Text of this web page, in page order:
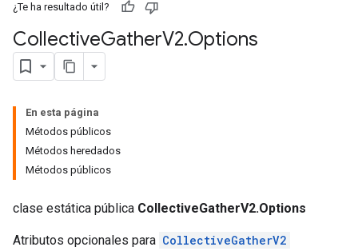
¿Te ha resultado útil?
CollectiveGatherV2.Options
En esta página
Métodos públicos
Métodos heredados
Métodos públicos
clase estática pública CollectiveGatherV2.Options
Atributos opcionales para CollectiveGatherV2